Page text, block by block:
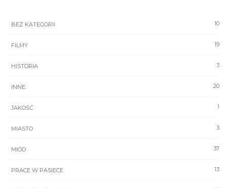
10
BEZ KATEGORII
19
FILMY
3
HISTORIA
20
INNE
1
JAKOŚĆ
3
MIASTO
37
MIÓD
13
PRACE W PASIECE